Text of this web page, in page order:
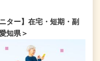
ター】在宅・短期・副
知県＞